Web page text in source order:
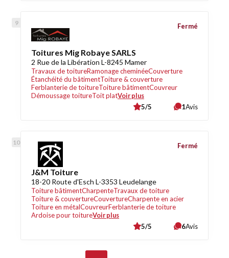
Toitures Mig Robaye SARLS
2 Rue de la Libération L-8245 Mamer
Travaux de toitureRamonage cheminéeCouverture
Étanchéité du bâtimentToiture & couverture
Ferblanterie de toitureToiture bâtimentCouvreur
Démoussage toitureToit platVoir plus
Fermé
5/5 1Avis
J&M Toiture
18-20 Route d'Esch L-3353 Leudelange
Toiture bâtimentCharpenteTravaux de toiture
Toiture & couvertureCouvertureCharpente en acier
Toiture en métalCouvreurFerblanterie de toiture
Ardoise pour toitureVoir plus
Fermé
5/5 6Avis